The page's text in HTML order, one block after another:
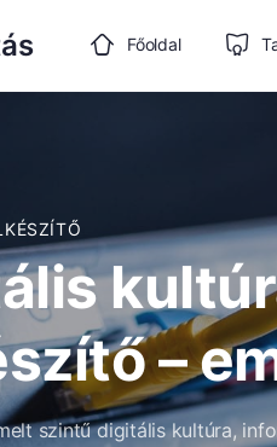
Főoldal
–
szintű digitális kultúra,